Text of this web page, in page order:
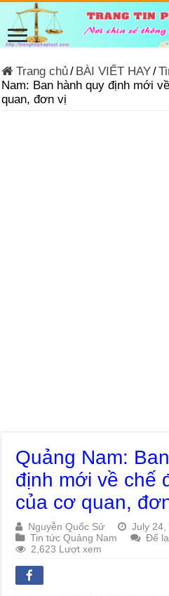
Trang chủ/ BÀI VIẾT HAY/
Nam: Ban hành quy định mới
quan, đơn vị
Quảng Nam:
định mới về chế
của cơ quan,
Nguyễn Quốc Sử
July 24,
Tin tức Quảng Nam
Để
2,623 Lượt xem